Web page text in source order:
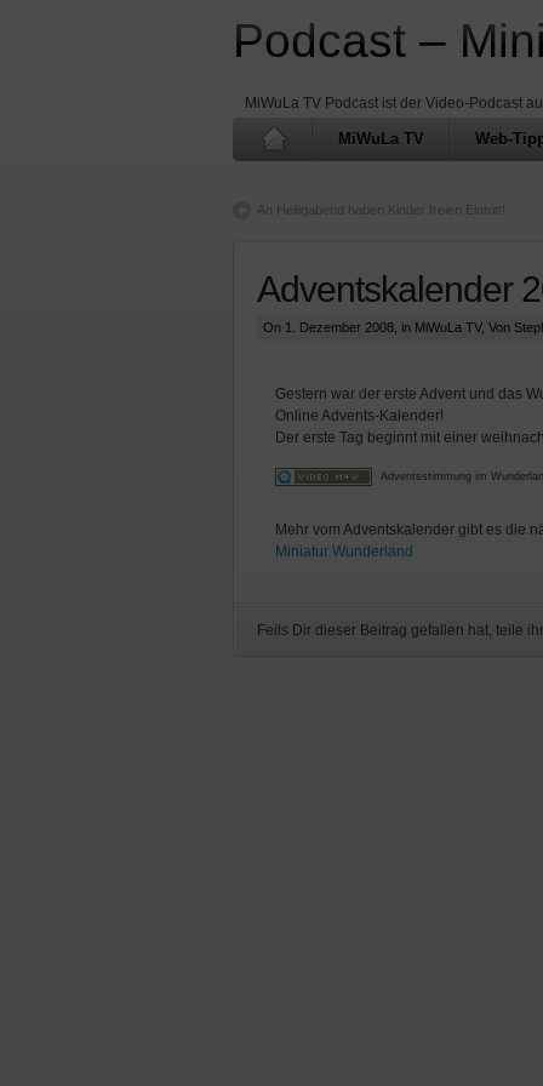
Podcast –
MiWuLa TV Podcast ist der Video-Podcast
MiWuLa TV Web-
An Heiligabend haben Kinder freien Eintritt!
Adventskalender
On 1. Dezember 2008, in MiWuLa TV, Von
Gestern war der erste Advent und das
Online Advents-Kalender!
Der erste Tag beginnt mit einer
Adventsstimmung im
Mehr vom Adventskalender gibt es die
Miniatur Wunderland
Feils Dir dieser Beitrag gefallen hat, teile